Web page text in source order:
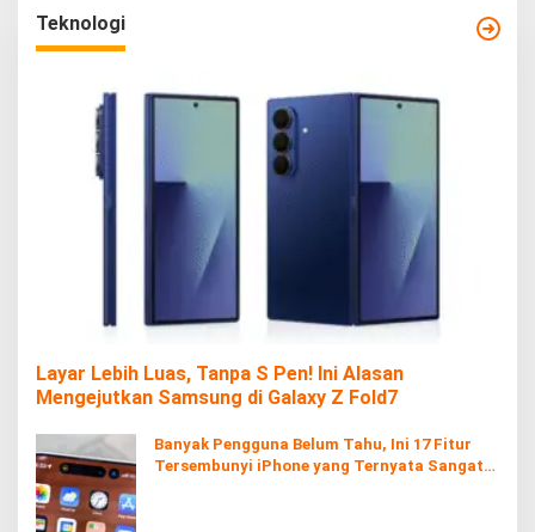
Teknologi
Layar Lebih Luas, Tanpa S Pen! Ini Alasan
Mengejutkan Samsung di Galaxy Z Fold7
Banyak Pengguna Belum Tahu, Ini 17 Fitur
Tersembunyi iPhone yang Ternyata Sangat